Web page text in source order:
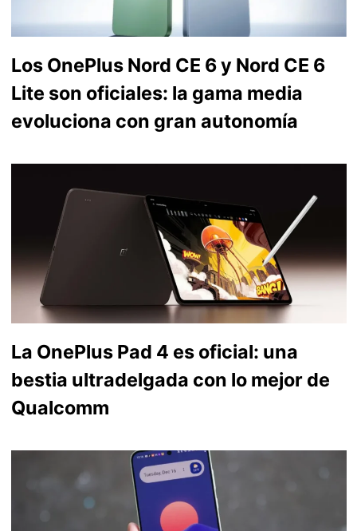
Los OnePlus Nord CE 6 y Nord CE 6
Lite son oficiales: la gama media
evoluciona con gran autonomía
La OnePlus Pad 4 es oficial: una
bestia ultradelgada con lo mejor de
Qualcomm